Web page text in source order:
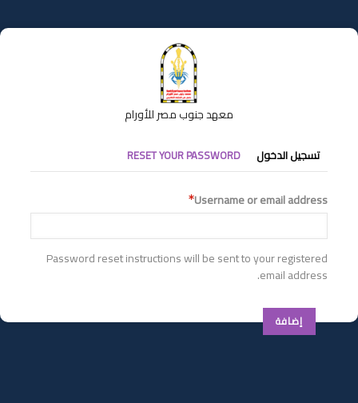
إلى
المحتوى
معهد جنوب مصر للأورام
التبويبات
الأساسية
تسجيل الدخول RESET YOUR PASSWORD
Username or email address
Password reset instructions will be sent to your registered
email address.